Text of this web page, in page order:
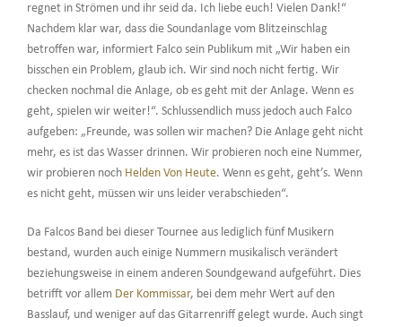
regnet in Strömen und ihr seid da. Ich liebe euch! Vielen Dank!“
Nachdem klar war, dass die Soundanlage vom Blitzeinschlag
betroffen war, informiert Falco sein Publikum mit „Wir haben ein
bisschen ein Problem, glaub ich. Wir sind noch nicht fertig. Wir
checken nochmal die Anlage, ob es geht mit der Anlage. Wenn es
geht, spielen wir weiter!“. Schlussendlich muss jedoch auch Falco
aufgeben: „Freunde, was sollen wir machen? Die Anlage geht nicht
mehr, es ist das Wasser drinnen. Wir probieren noch eine Nummer,
wir probieren noch Helden Von Heute. Wenn es geht, geht’s. Wenn
es nicht geht, müssen wir uns leider verabschieden“.
Da Falcos Band bei dieser Tournee aus lediglich fünf Musikern
bestand, wurden auch einige Nummern musikalisch verändert
beziehungsweise in einem anderen Soundgewand aufgeführt. Dies
betrifft vor allem Der Kommissar, bei dem mehr Wert auf den
Basslauf, und weniger auf das Gitarrenriff gelegt wurde. Auch singt